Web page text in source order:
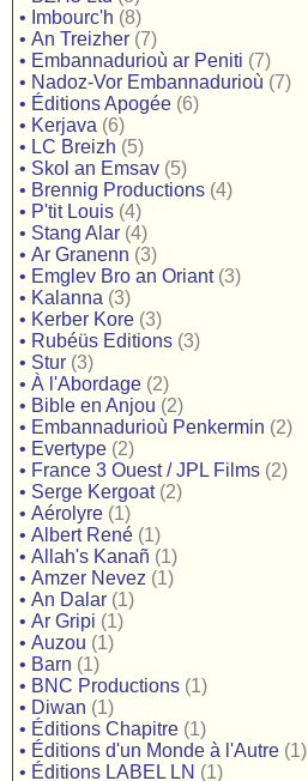
• Imbourc'h (8)
• An Treizher (7)
• Embannadurioù ar Peniti (7)
• Nadoz-Vor Embannadurioù (7)
• Éditions Apogée (6)
• Kerjava (6)
• LC Breizh (5)
• Skol an Emsav (5)
• Brennig Productions (4)
• P'tit Louis (4)
• Stang Alar (4)
• Ar Granenn (3)
• Emglev Bro an Oriant (3)
• Kalanna (3)
• Kerber Kore (3)
• Rubéüs Editions (3)
• Stur (3)
• À l'Abordage (2)
• Bible en Anjou (2)
• Embannadurioù Penkermin (2)
• Evertype (2)
• France 3 Ouest / JPL Films (2)
• Serge Kergoat (2)
• Aérolyre (1)
• Albert René (1)
• Allah's Kanañ (1)
• Amzer Nevez (1)
• An Dalar (1)
• Ar Gripi (1)
• Auzou (1)
• Barn (1)
• BNC Productions (1)
• Diwan (1)
• Éditions Chapitre (1)
• Éditions d'un Monde à l'Autre (1)
• Éditions LABEL LN (1)